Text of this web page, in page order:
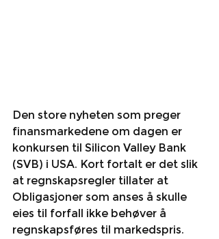
Den store nyheten som preger
finansmarkedene om dagen er
konkursen til Silicon Valley Bank
(SVB) i USA. Kort fortalt er det slik
at regnskapsregler tillater at
Obligasjoner som anses å skulle
eies til forfall ikke behøver å
regnskapsføres til markedspris.